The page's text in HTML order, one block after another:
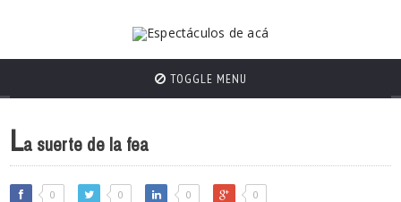
TOGGLE MENU
La suerte de la fea
0 0 0 0